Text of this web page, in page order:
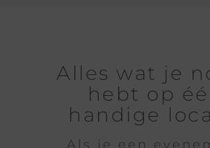
Alles wat je
hebt op
handige
Als je een